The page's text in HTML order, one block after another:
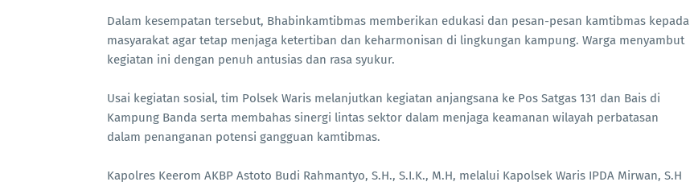
Dalam kesempatan tersebut, Bhabinkamtibmas memberikan edukasi dan pesan-pesan kamtibmas kepada
masyarakat agar tetap menjaga ketertiban dan keharmonisan di lingkungan kampung. Warga menyambut
kegiatan ini dengan penuh antusias dan rasa syukur.
Usai kegiatan sosial, tim Polsek Waris melanjutkan kegiatan anjangsana ke Pos Satgas 131 dan Bais di
Kampung Banda serta membahas sinergi lintas sektor dalam menjaga keamanan wilayah perbatasan
dalam penanganan potensi gangguan kamtibmas.
Kapolres Keerom AKBP Astoto Budi Rahmantyo, S.H., S.I.K., M.H, melalui Kapolsek Waris IPDA Mirwan, S.H